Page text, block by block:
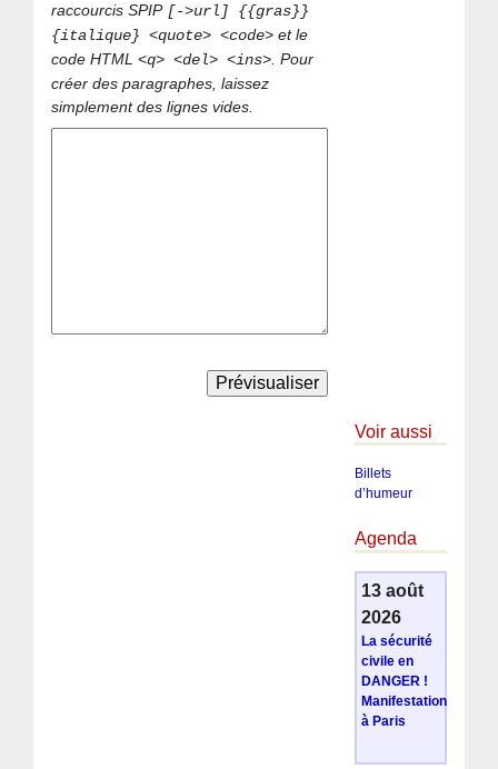
raccourcis SPIP [->url] {{gras}}
{italique} <quote> <code> et le
code HTML<q> <del> <ins>. Pour
créer des paragraphes, laissez
simplement des lignes vides.
Voir aussi
Billets
d’humeur
Agenda
13 août
2026
La sécurité
civile en
DANGER !
Manifestation
à Paris